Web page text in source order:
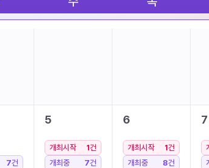
7건
5
개최시작 1건
개최중
7건
6
개최시작 1건
개최중
8건
7